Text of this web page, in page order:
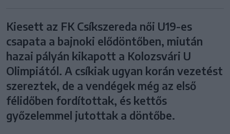
Kiesett az FK Csíkszereda női U19-es
csapata a bajnoki elődöntőben, miután
hazai pályán kikapott a Kolozsvári U
Olimpiától. A csíkiak ugyan korán vezetést
szereztek, de a vendégek még az első
félidőben fordítottak, és kettős
győzelemmel jutottak a döntőbe.